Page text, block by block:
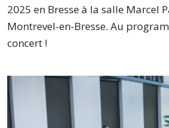
2025 en Bresse à la salle Marcel
Montrevel-en-Bresse. Au
concert !